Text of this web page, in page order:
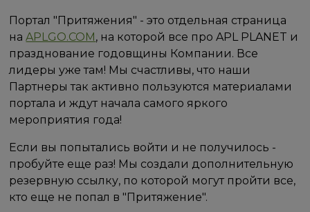
Портал "Притяжения" - это отдельная страница
наAPLGO.COM, на которой все про APL PLANET и
празднование годовщины Компании. Все
лидеры уже там! Мы счастливы, что наши
Партнеры так активно пользуются материалами
портала и ждут начала самого яркого
мероприятия года!
Если вы попытались войти и не получилось -
пробуйте еще раз! Мы создали дополнительную
резервную ссылку, по которой могут пройти все,
кто еще не попал в "Притяжение".